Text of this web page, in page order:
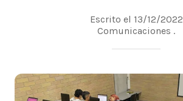
Escrito el 13/12/2022
Comunicaciones .